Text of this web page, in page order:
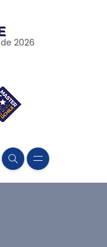
de 2026